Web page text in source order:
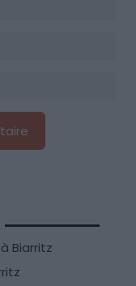
Biarritz